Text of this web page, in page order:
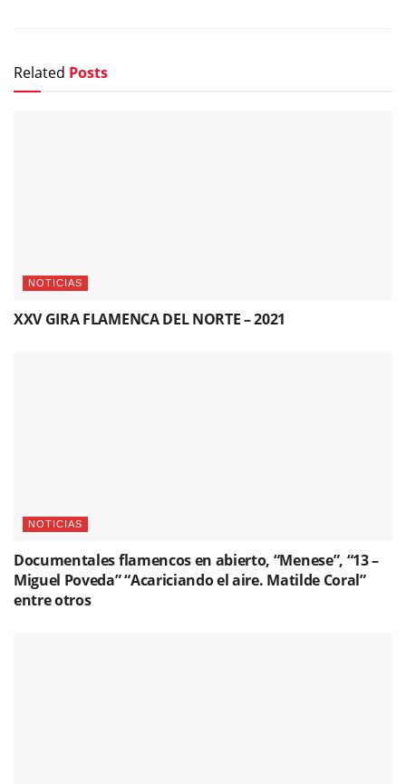
Related Posts
NOTICIAS
XXV GIRA FLAMENCA DEL NORTE – 2021
NOTICIAS
Documentales flamencos en abierto, “Menese”, “13 –
Miguel Poveda” “Acariciando el aire. Matilde Coral”
entre otros